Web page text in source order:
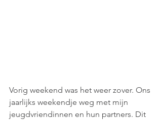
Vorig weekend was het weer zover. Ons
jaarlijks weekendje weg met mijn
jeugdvriendinnen en hun partners. Dit